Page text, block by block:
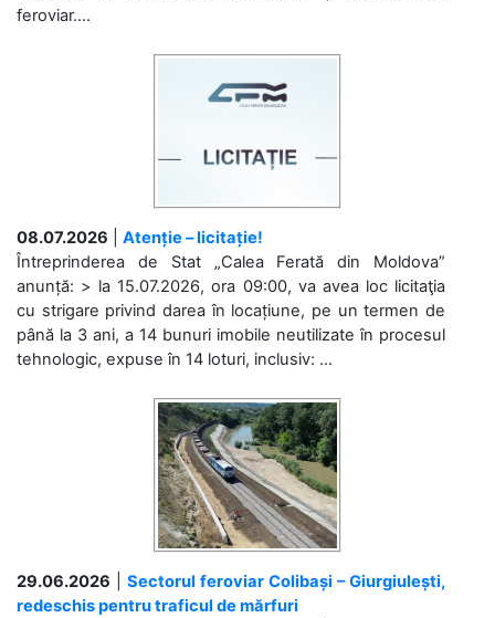
feroviar....
08.07.2026
Atenție – licitație!
Întreprinderea de Stat „Calea Ferată din Moldova”
anunță: > la 15.07.2026, ora 09:00, va avea loc licitaţia
cu strigare privind darea în locațiune, pe un termen de
până la 3 ani, a 14 bunuri imobile neutilizate în procesul
tehnologic, expuse în 14 loturi, inclusiv: ...
29.06.2026
Sectorul feroviar Colibași – Giurgiulești,
redeschis pentru traficul de mărfuri